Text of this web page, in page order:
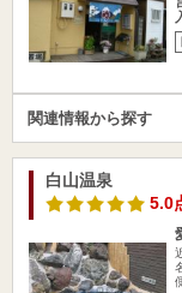
関連情報から探す
白山温泉
5.0